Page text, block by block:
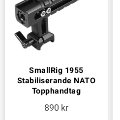
SmallRig 1955
Stabiliserande NATO
Topphandtag
890